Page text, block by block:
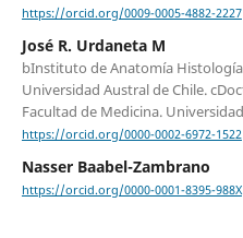
https://orcid.org/0009-0005-4882-2227
José R. Urdaneta M
bInstituto de Anatomía
Universidad Austral de Chile.
Facultad de Medicina.
https://orcid.org/0000-0002-6972-1522
Nasser Baabel-Zambrano
https://orcid.org/0000-0001-8395-988X